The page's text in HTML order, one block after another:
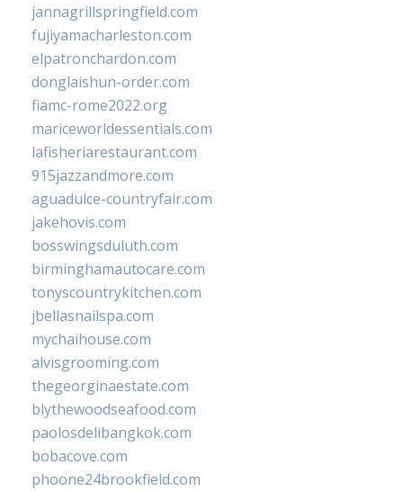
jannagrillspringfield.com
fujiyamacharleston.com
elpatronchardon.com
donglaishun-order.com
fiamc-rome2022.org
mariceworldessentials.com
lafisheriarestaurant.com
915jazzandmore.com
aguadulce-countryfair.com
jakehovis.com
bosswingsduluth.com
birminghamautocare.com
tonyscountrykitchen.com
jbellasnailspa.com
mychaihouse.com
alvisgrooming.com
thegeorginaestate.com
blythewoodseafood.com
paolosdelibangkok.com
bobacove.com
phoone24brookfield.com